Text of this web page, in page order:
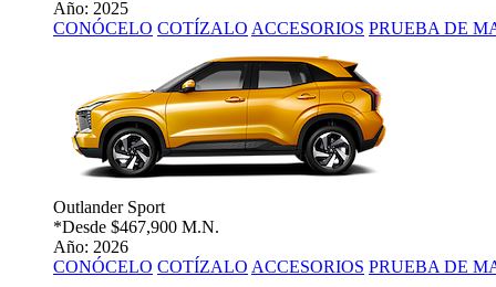
Año: 2025
CONÓCELO COTÍZALO ACCESORIOS PRUEBA DE
Outlander Sport
*Desde $467,900 M.N.
Año: 2026
CONÓCELO COTÍZALO ACCESORIOS PRUEBA DE